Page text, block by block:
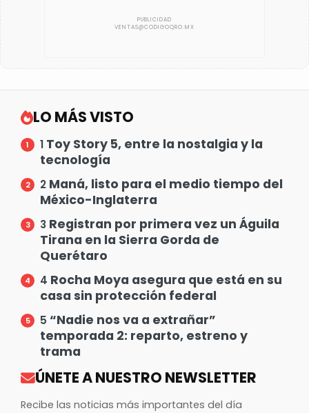
LO MÁS VISTO
1 Toy Story 5, entre la nostalgia y la
tecnología
2 Maná, listo para el medio tiempo del
México-Inglaterra
3 Registran por primera vez un Águila
Tirana en la Sierra Gorda de
Querétaro
4 Rocha Moya asegura que está en su
casa sin protección federal
5 “Nadie nos va a extrañar”
temporada 2: reparto, estreno y
trama
ÚNETE A NUESTRO NEWSLETTER
Recibe las noticias más importantes del día